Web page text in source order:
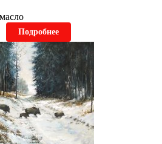
Подробнее